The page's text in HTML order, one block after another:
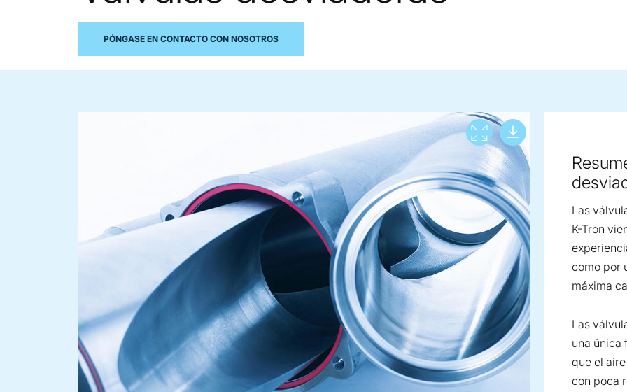
PÓNGASE EN CONTACTO CON NOSOTROS
View full screen
Las
K-Tron
como por
máxima
Las
una única
que el
con poca